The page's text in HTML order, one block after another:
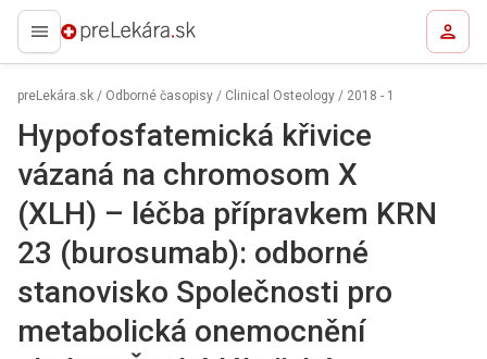
preLekára.sk
preLekára.sk / Odborné časopisy / Clinical Osteology / 2018 - 1
Hypofosfatemická křivice
vázaná na chromosom X
(XLH) – léčba přípravkem KRN
23 (burosumab): odborné
stanovisko Společnosti pro
metabolická onemocnění